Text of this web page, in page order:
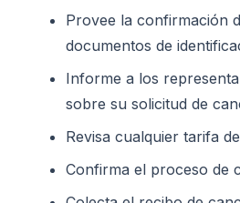
Provee la confirmación
documentos de
Informe a los
sobre su solicitud de
Revisa cualquier tarifa
Confirma el proceso de